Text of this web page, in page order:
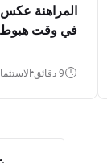
المراهنة
في وقت هبوط
9 دقائق